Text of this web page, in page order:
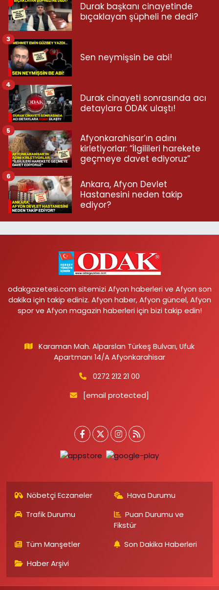
Durak başkanı cinayetinde
bıçaklayan şüpheli ne dedi?
Sen neymişsin be abi!
3
Durak cinayeti sonrasında acı
detaylara ODAK ulaştı!
4
Afyonkarahisar’ın adını
kirletiyorlar: “İlgilileri harekete
geçmeye davet ediyoruz”
5
Ankara, Afyon Devlet
Hastanesini neden takip
ediyor?
6
odakgazetesi.com sitemizi Afyon haberleri ve Afyon son
dakika için takip ediniz. Afyon haber, Afyon güncel, Afyon
spor ve Afyon magazin haberleri için bizi takip edin!
Karaman Mah. Alparslan Türkeş Bulvarı, Ufuk
Apartmanı 14/A Afyonkarahisar
0272 212 21 00
[email protected]
Nöbetçi Eczaneler
Hava Durumu
Trafik Durumu
Puan Durumu ve
Fikstür
Tüm Manşetler
Son Dakika Haberleri
Haber Arşivi